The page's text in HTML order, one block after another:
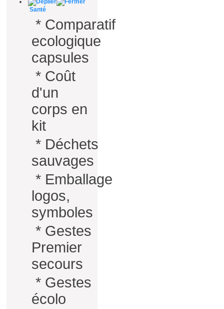
Santé
* Comparatif
ecologique
capsules
* Coût
d'un
corps en
kit
* Déchets
sauvages
* Emballage
logos,
symboles
* Gestes
Premier
secours
* Gestes
écolo